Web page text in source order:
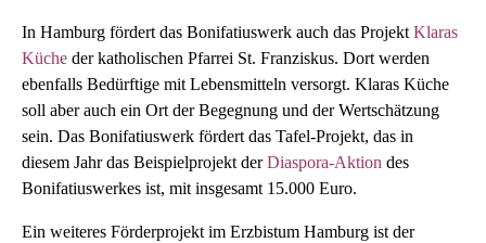
In Hamburg fördert das Bonifatiuswerk auch das Projekt Klaras
Küche der katholischen Pfarrei St. Franziskus. Dort werden
ebenfalls Bedürftige mit Lebensmitteln versorgt. Klaras Küche
soll aber auch ein Ort der Begegnung und der Wertschätzung
sein. Das Bonifatiuswerk fördert das Tafel-Projekt, das in
diesem Jahr das Beispielprojekt derDiaspora-Aktion des
Bonifatiuswerkes ist, mit insgesamt 15.000 Euro.
Ein weiteres Förderprojekt im Erzbistum Hamburg ist der